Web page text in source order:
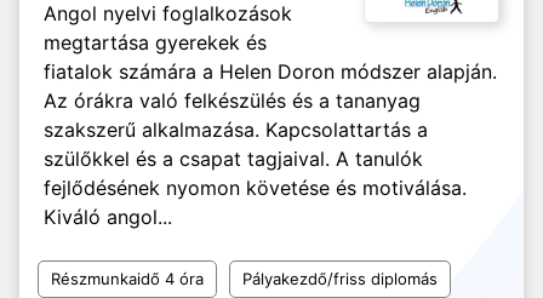
Angol nyelvi foglalkozások
megtartása gyerekek és
fiatalok számára a Helen Doron módszer alapján.
Az órákra való felkészülés és a tananyag
szakszerű alkalmazása. Kapcsolattartás a
szülőkkel és a csapat tagjaival. A tanulók
fejlődésének nyomon követése és motiválása.
Kiváló angol...
Részmunkaidő 4 óra Pályakezdő/friss diplomás